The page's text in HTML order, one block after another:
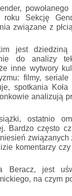
Sekcję
związane z
jest dziedziną
do analizy
inne wytwory
filmy,
spotkania
analizują
ostatnio
Bardzo często
związanych
komentarzy
Beracz, jest
na czym